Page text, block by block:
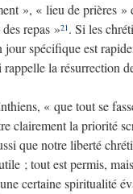
», « lieu de prières
repas »21 . Si les
spécifique est
la résurrection
« que tout se
clairement la priorité
que notre liberté
; tout est permis,
certaine spiritualité